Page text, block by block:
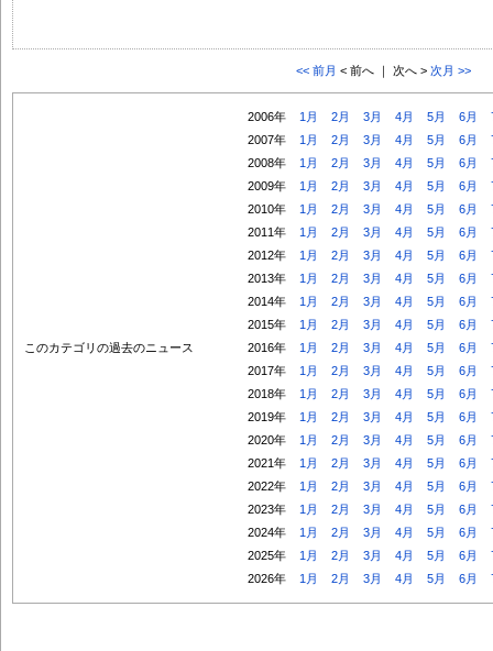
<< 前月 < 前へ ｜ 次へ > 次月 >>
このカテゴリの過去のニュース
2006年 1月 2月 3月 4月 5月 6月
2007年
1月 2月 3月 4月 5月 6月
2008年
1月 2月 3月 4月 5月 6月
2009年
1月 2月 3月 4月 5月 6月
2010年
1月 2月 3月 4月 5月 6月
2011年
1月 2月 3月 4月 5月 6月
2012年
1月 2月 3月 4月 5月 6月
2013年
1月 2月 3月 4月 5月 6月
2014年
1月 2月 3月 4月 5月 6月
2015年
1月 2月 3月 4月 5月 6月
2016年
1月 2月 3月 4月 5月 6月
2017年
1月 2月 3月 4月 5月 6月
2018年
1月 2月 3月 4月 5月 6月
2019年
1月 2月 3月 4月 5月 6月
2020年
1月 2月 3月 4月 5月 6月
2021年
1月 2月 3月 4月 5月 6月
2022年
1月 2月 3月 4月 5月 6月
2023年
1月 2月 3月 4月 5月 6月
2024年
1月 2月 3月 4月 5月 6月
2025年
1月 2月 3月 4月 5月 6月
2026年
1月 2月 3月 4月 5月 6月